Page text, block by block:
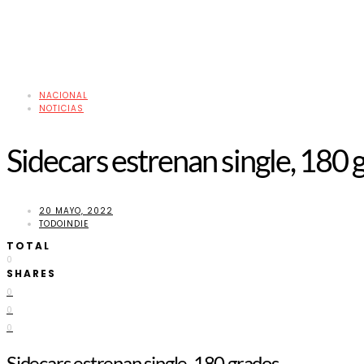
NACIONAL
NOTICIAS
Sidecars estrenan single, 180
20 MAYO, 2022
TODOINDIE
TOTAL
0
SHARES
0
0
0